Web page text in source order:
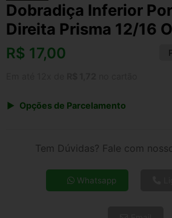
Dobradiça Inferior
Direita Prisma 12/16
R$ 17,00
Opções de Parcelamento
4x de R$ 4,71
5x de R$ 3,82
Tem Dúvidas? Fale com
Whatsapp